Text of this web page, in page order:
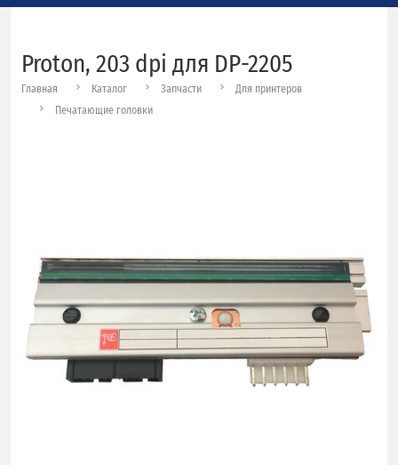
Proton, 203 dpi для DP-2205
Главная Каталог Запчасти
Для принтеров
Печатающие головки